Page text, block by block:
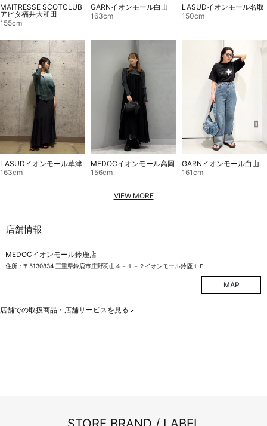
MAITRESSE SCOTCLUB
アピタ福井大和田
155cm
GARNイオンモール白山
163cm
LASUDイオンモール名取
150cm
LASUDイオンモール草津
163cm
MEDOCイオンモール高岡
156cm
GARNイオンモール白山
161cm
VIEW MORE
店舗情報
MEDOCイオンモール鈴鹿店
住所：〒5130834 三重県鈴鹿市庄野羽山４－１－２イオンモール鈴鹿１Ｆ
MAP
店舗での取扱商品・店舗サービスを見る